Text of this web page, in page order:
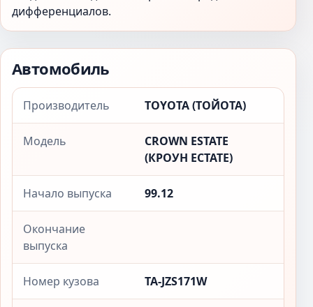
дифференциалов.
Автомобиль
Производитель TOYOTA (ТОЙОТА)
Модель
CROWN ESTATE
(КРОУН ЕСТАТЕ)
Начало выпуска 99.12
Окончание
выпуска
Номер кузова TA-JZS171W